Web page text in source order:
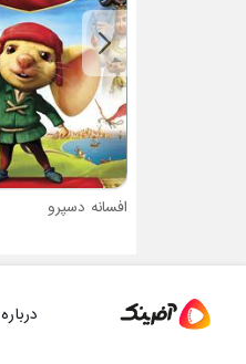
افسانه دسپرو